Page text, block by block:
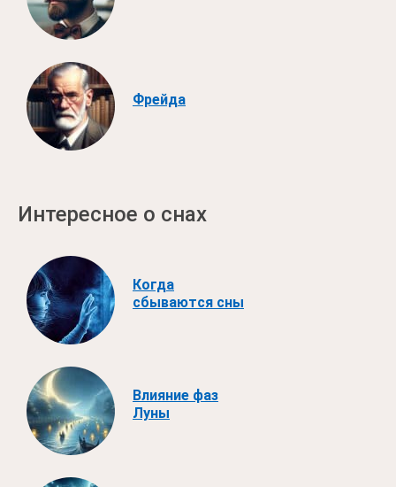
Фрейда
Интересное о снах
Когда
сбываются сны
Влияние фаз
Луны